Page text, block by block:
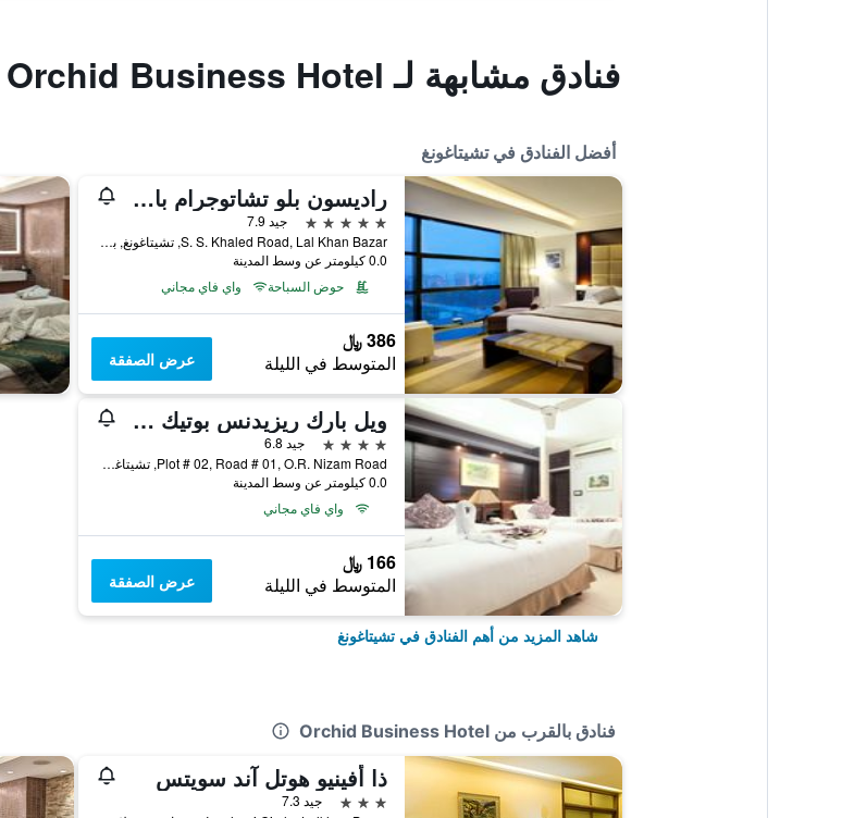
فنادق مشابهة لـ Orchid Business Hotel
أفضل الفنادق في تشيتاغونغ
راديسون بلو تشاتوجرام باي فيو
5 نجوم
جيد 7.9
S. S. Khaled Road, Lal Khan Bazar, تشيتاغونغ, بنغلاديش
0.0 كيلومتر عن وسط المدينة
حوض السباحة
واي فاي مجاني
386 ﷼
المتوسط في الليلة عرض الصفقة
ويل بارك ريزيدنس بوتيك هوتل
4 نجوم
جيد 6.8
Plot # 02, Road # 01, O.R. Nizam Road, تشيتاغونغ, بنغلاديش
0.0 كيلومتر عن وسط المدينة
واي فاي مجاني
166 ﷼
المتوسط في الليلة عرض الصفقة
شاهد المزيد من أهم الفنادق في تشيتاغونغ
فنادق بالقرب من Orchid Business Hotel
ذا أفينيو هوتل آند سويتس
3 نجوم
جيد 7.3